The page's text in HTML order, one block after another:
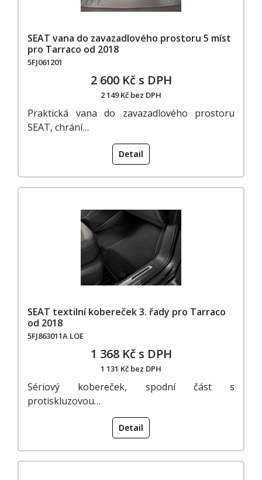
SEAT vana do zavazadlového prostoru 5 míst
pro Tarraco od 2018
5FJ061201
2 600 Kč s DPH
2 149 Kč bez DPH
Praktická vana do zavazadlového prostoru
SEAT, chrání…
Detail
SEAT textilní kobereček 3. řady pro Tarraco
od 2018
5FJ863011A LOE
1 368 Kč s DPH
1 131 Kč bez DPH
Sériový kobereček, spodní část s
protiskluzovou…
Detail